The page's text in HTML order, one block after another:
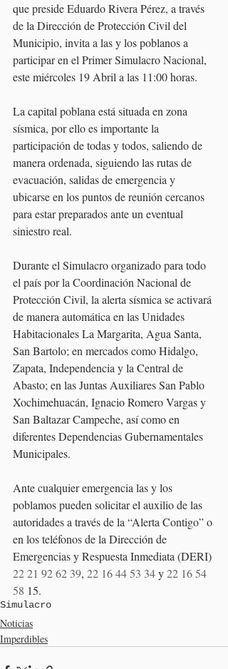
que preside Eduardo Rivera Pérez, a través
de la Dirección de Protección Civil del
Municipio, invita a las y los poblanos a
participar en el Primer Simulacro Nacional,
este miércoles 19 Abril a las 11:00 horas.
La capital poblana está situada en zona
sísmica, por ello es importante la
participación de todas y todos, saliendo de
manera ordenada, siguiendo las rutas de
evacuación, salidas de emergencia y
ubicarse en los puntos de reunión cercanos
para estar preparados ante un eventual
siniestro real.
Durante el Simulacro organizado para todo
el país por la Coordinación Nacional de
Protección Civil, la alerta sísmica se activará
de manera automática en las Unidades
Habitacionales La Margarita, Agua Santa,
San Bartolo; en mercados como Hidalgo,
Zapata, Independencia y la Central de
Abasto; en las Juntas Auxiliares San Pablo
Xochimehuacán, Ignacio Romero Vargas y
San Baltazar Campeche, así como en
diferentes Dependencias Gubernamentales
Municipales.
Ante cualquier emergencia las y los
poblamos pueden solicitar el auxilio de las
autoridades a través de la “Alerta Contigo” o
en los teléfonos de la Dirección de
Emergencias y Respuesta Inmediata (DERI)
22 21 92 62 39, 22 16 44 53 34 y 22 16 54
58 15.
Simulacro
Noticias
Imperdibles